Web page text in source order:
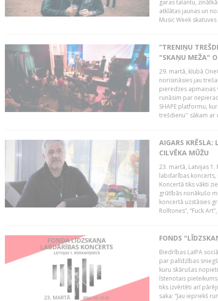
garas talantu,
atklātas jaunas un
Music Week
‘’TRENIŅU
"SKAŅU MEŽA"
29. martā, klubā
norisināsies jau
pieredzes apmaiņas
runāsim par
SHAPE platformu,
trešdienu'' sākam ar
AIGARS KRĒSLA:
CILVĒKA MŪŽU
23. martā, Latvijas 1.
labdarības koncerts,
Koncertā tiks vākti
grūtībās nonākušo
koncertā uzstāsies
Rolltones“, “Fuck
FONDS
Biedrības LaIPA
par palīdzības
kuru skārušas
īstenotais
tiks izvērtēti arī
saka: “Jau iepriekš